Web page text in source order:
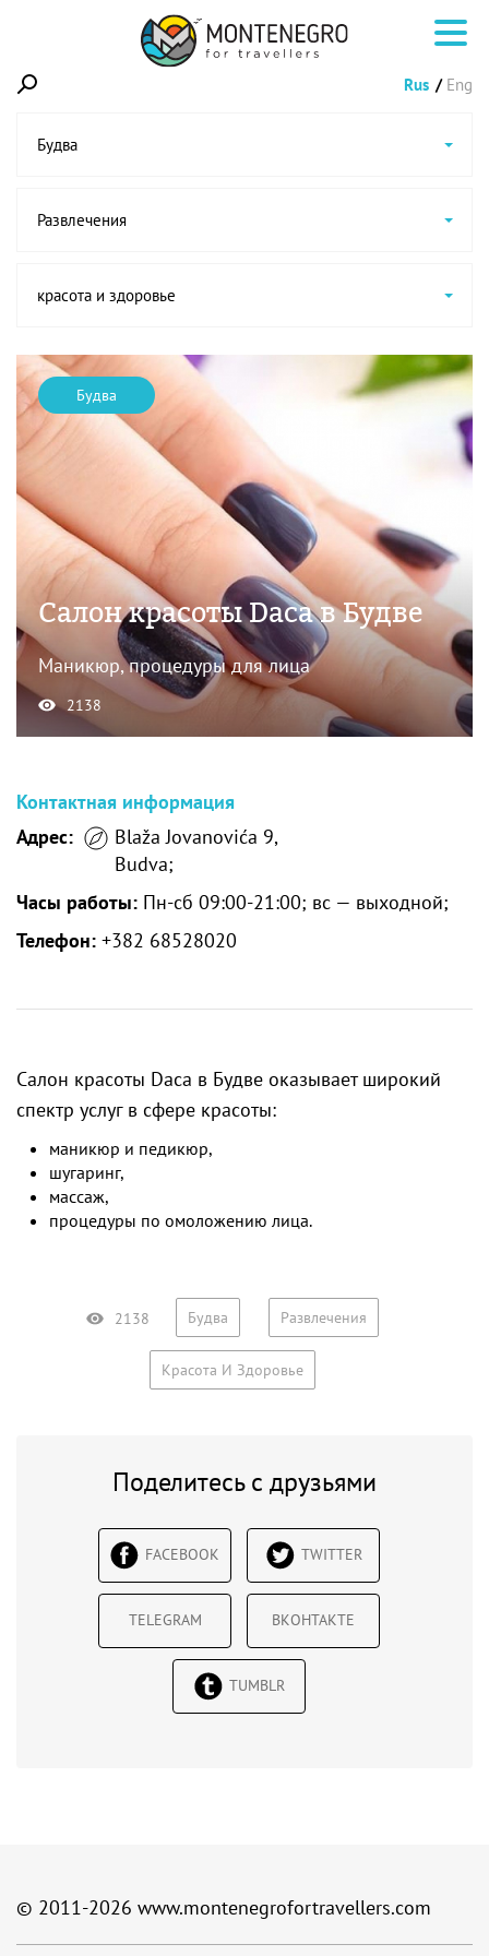
Rus Eng
Будва
Развлечения
красота и здоровье
Будва
Салон красоты Daca в Будве
Маникюр, процедуры для лица
2138
Контактная информация
Адрес:
Blaža Jovanovića 9,
Budva;
Часы работы: Пн-сб 09:00-21:00; вс — выходной;
Телефон: +382 68528020
Салон красоты Daca в Будве оказывает широкий
спектр услуг в сфере красоты:
маникюр и педикюр,
шугаринг,
массаж,
процедуры по омоложению лица.
2138 Будва Развлечения
Красота И Здоровье
Поделитесь с друзьями
FACEBOOK TWITTER
TELEGRAM ВКОНТАКТЕ
TUMBLR
© 2011-2026 www.montenegrofortravellers.com